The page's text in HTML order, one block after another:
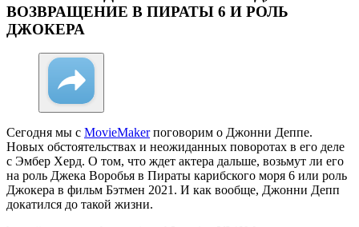
ВОЗВРАЩЕНИЕ В ПИРАТЫ 6 И РОЛЬ
ДЖОКЕРА
Сегодня мы с MovieMakerпоговорим о Джонни Деппе.
Новых обстоятельствах и неожиданных поворотах в его деле
с Эмбер Херд. О том, что ждет актера дальше, возьмут ли его
на роль Джека Воробья в Пираты карибского моря 6 или роль
Джокера в фильм Бэтмен 2021. И как вообще, Джонни Депп
докатился до такой жизни.